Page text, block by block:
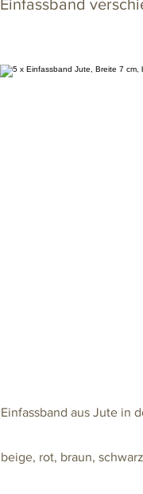
Einfassband
Einfassband aus Jute in
beige, rot, braun, schwarz